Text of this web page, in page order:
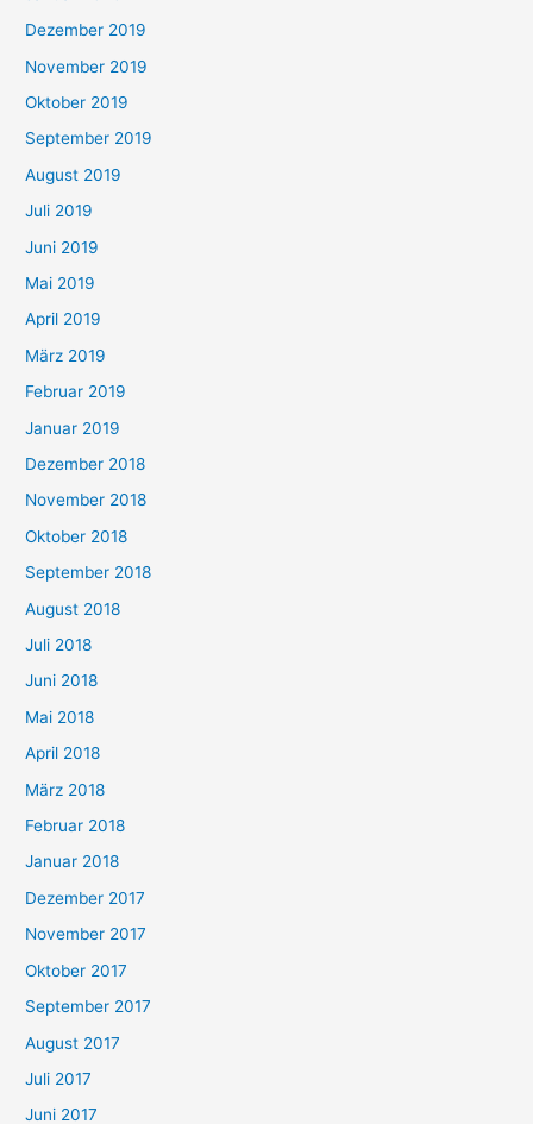
Dezember 2019
November 2019
Oktober 2019
September 2019
August 2019
Juli 2019
Juni 2019
Mai 2019
April 2019
März 2019
Februar 2019
Januar 2019
Dezember 2018
November 2018
Oktober 2018
September 2018
August 2018
Juli 2018
Juni 2018
Mai 2018
April 2018
März 2018
Februar 2018
Januar 2018
Dezember 2017
November 2017
Oktober 2017
September 2017
August 2017
Juli 2017
Juni 2017